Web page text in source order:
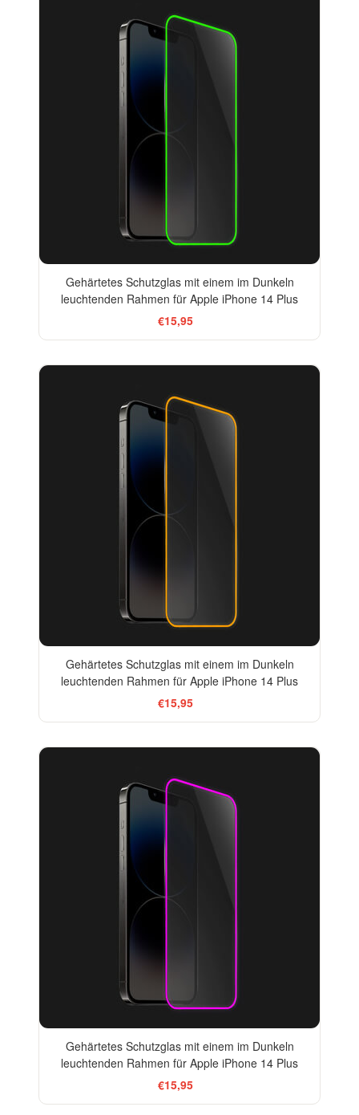
Gehärtetes Schutzglas mit einem im Dunkeln
leuchtenden Rahmen für Apple iPhone 14 Plus
€15,95
Gehärtetes Schutzglas mit einem im Dunkeln
leuchtenden Rahmen für Apple iPhone 14 Plus
€15,95
Gehärtetes Schutzglas mit einem im Dunkeln
leuchtenden Rahmen für Apple iPhone 14 Plus
€15,95